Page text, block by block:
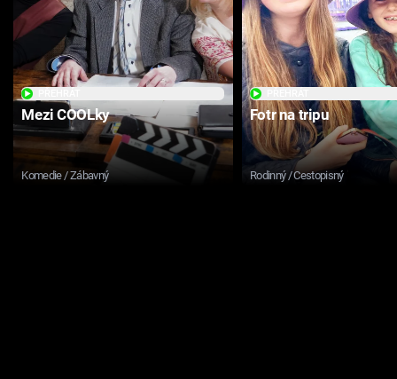
Mezi COOLky
Komedie / Zábavný
Fotr na tripu
Rodinný / Cestopisný